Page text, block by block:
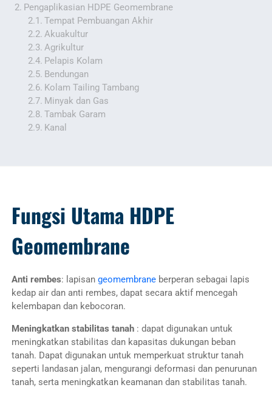
Pengaplikasian HDPE Geomembrane
Tempat Pembuangan Akhir
Akuakultur
Agrikultur
Pelapis Kolam
Bendungan
Kolam Tailing Tambang
Minyak dan Gas
Tambak Garam
Kanal
Fungsi Utama HDPE
Geomembrane
Anti rembes: lapisan geomembraneberperan sebagai lapis
kedap air dan anti rembes, dapat secara aktif mencegah
kelembapan dan kebocoran.
Meningkatkan stabilitas tanah: dapat digunakan untuk
meningkatkan stabilitas dan kapasitas dukungan beban
tanah. Dapat digunakan untuk memperkuat struktur tanah
seperti landasan jalan, mengurangi deformasi dan penurunan
tanah, serta meningkatkan keamanan dan stabilitas tanah.